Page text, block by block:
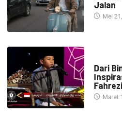
Jalan
Mei
Dari
Maret